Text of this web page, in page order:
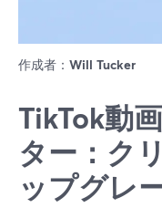
作成者： Will Tucker
TikTok動
ター：ク
ップグレ